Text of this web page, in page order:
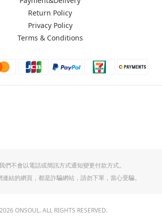
Return Policy
Privacy Policy
Terms & Conditions
們不會以電話或簡訊方式通知變更付款方式。
結的網頁，都是詐騙網站，請勿下單，當心受騙。
ONSOUL. ALL RIGHTS RESERVED.